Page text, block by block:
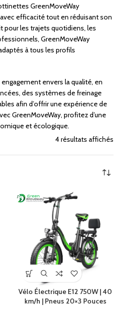
GreenMoveWay
efficacité tout en réduisant son
pour les trajets quotidiens, les
GreenMoveWay
à tous les profils
envers la qualité, en
des systèmes de freinage
afin d’offrir une expérience de
GreenMoveWay, profitez d’une
et écologique.
4 résultats affichés
Vélo Électrique E12 750W | 40
km/h | Pneus 20×3 Pouces